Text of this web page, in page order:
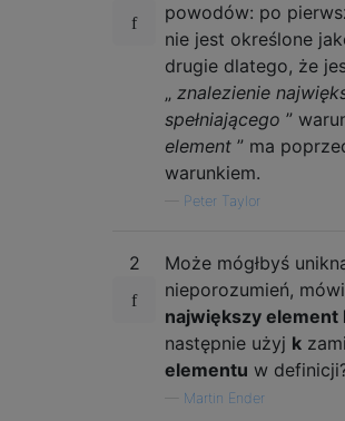
powodów: po
nie jest określone
drugie dlatego, że
„ znalezienie
spełniającego ”
element ” ma
warunkiem.
Peter Taylor
2
Może mógłbyś
nieporozumień,
największy element
następnie użyj k
elementu w
Martin Ender